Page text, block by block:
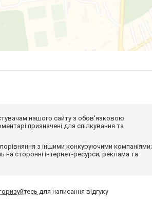
нашого сайту з обов'язковою
призначені для спілкування та
з іншими конкуруючими компаніями;
на сторонні інтернет-ресурси; реклама та
для написання відгуку